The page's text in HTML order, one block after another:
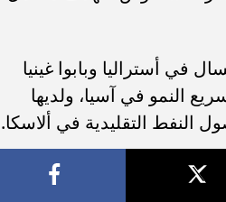
أستراليا وبابوا غينيا
النمو في آسيا، ولديها
النفط التقليدية في ألاسكا.